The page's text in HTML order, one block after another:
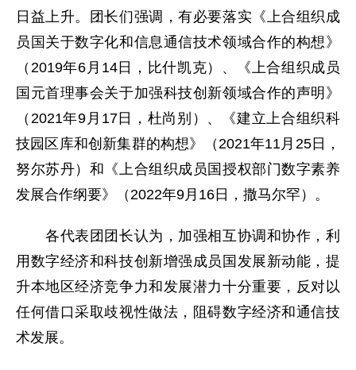
日益上升。团长们强调，有必要落实《上合组织成
员国关于数字化和信息通信技术领域合作的构想》
（2019年6月14日，比什凯克）、《上合组织成员
国元首理事会关于加强科技创新领域合作的声明》
（2021年9月17日，杜尚别）、《建立上合组织科
技园区库和创新集群的构想》（2021年11月25日，
努尔苏丹）和《上合组织成员国授权部门数字素养
发展合作纲要》（2022年9月16日，撒马尔罕）。
各代表团团长认为，加强相互协调和协作，利
用数字经济和科技创新增强成员国发展新动能，提
升本地区经济竞争力和发展潜力十分重要，反对以
任何借口采取歧视性做法，阻碍数字经济和通信技
术发展。